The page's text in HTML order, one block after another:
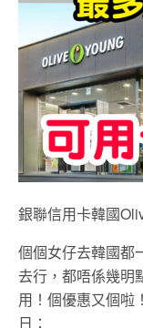
銀聯信用卡韓國
個個女仔去韓國都
去行，都唔係幾明
用！個優惠又個啦
日：